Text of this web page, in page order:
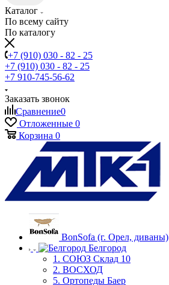
Каталог
По всему сайту
По каталогу
+7 (910) 030 - 82 - 25
+7 (910) 030 - 82 - 25
+7 910-745-56-62
Заказать звонок
Сравнение0
Отложенные 0
Корзина 0
BonSofa (г. Орел, диваны)
Белгород
1. СОЮЗ Склад 10
2. ВОСХОД
5. Ортопеды Баер